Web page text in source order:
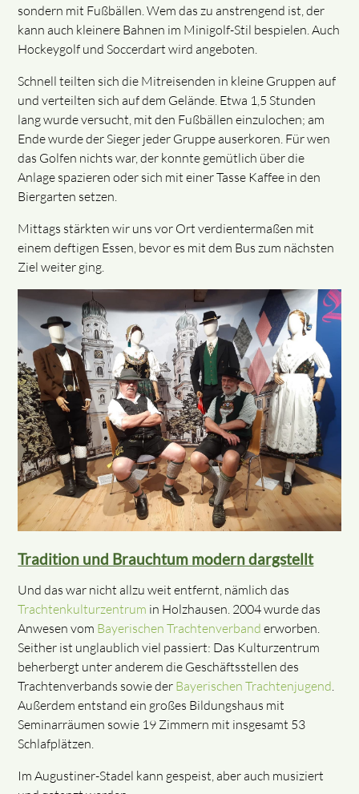
sondern mit Fußbällen. Wem das zu anstrengend ist, der
kann auch kleinere Bahnen im Minigolf-Stil bespielen. Auch
Hockeygolf und Soccerdart wird angeboten.
Schnell teilten sich die Mitreisenden in kleine Gruppen auf
und verteilten sich auf dem Gelände. Etwa 1,5 Stunden
lang wurde versucht, mit den Fußbällen einzulochen; am
Ende wurde der Sieger jeder Gruppe auserkoren. Für wen
das Golfen nichts war, der konnte gemütlich über die
Anlage spazieren oder sich mit einer Tasse Kaffee in den
Biergarten setzen.
Mittags stärkten wir uns vor Ort verdientermaßen mit
einem deftigen Essen, bevor es mit dem Bus zum nächsten
Ziel weiter ging.
Tradition und Brauchtum modern dargstellt
Und das war nicht allzu weit entfernt, nämlich das
Trachtenkulturzentrum in Holzhausen. 2004 wurde das
Anwesen vom Bayerischen Trachtenverband erworben.
Seither ist unglaublich viel passiert: Das Kulturzentrum
beherbergt unter anderem die Geschäftsstellen des
Trachtenverbands sowie der Bayerischen Trachtenjugend.
Außerdem entstand ein großes Bildungshaus mit
Seminarräumen sowie 19 Zimmern mit insgesamt 53
Schlafplätzen.
Im Augustiner-Stadel kann gespeist, aber auch musiziert